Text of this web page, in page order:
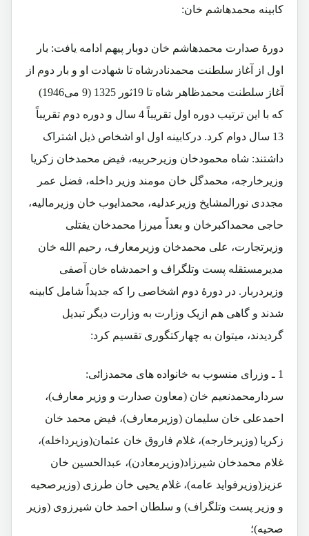
کابینه محمدهاشم خان:
دورۀ صدارت محمدهاشم خان دوبار پیهم ادامه یافت: بار
اول از آغاز سلطنت محمدنادرشاه تا شهادت او و بار دوم از
آغاز سلطنت محمدظاهر شاه تا 19ثور 1325 (9 می1946)
که با این ترتیب دوره اول تقریباً 4 سال و دوره دوم تقریباً
13 سال دوام کرد. درکابینه اول او اشخاص ذیل اشتراک
داشتند: شاه محمودخان وزیرحربیه، فیض محمدخان زکریا
وزیرخارجه، محمدگل خان مومند وزیر داخله، فضل عمر
مجددی نورالمشایخ وزیرعدلیه، محمدایوب خان وزیرمالیه،
حاجی محمداکبرخان و بعداً میرزا محمدخان یفتلی
وزیرتجارت، علی محمدخان وزیرمعارف، رحیم الله خان
مدیرمستقله پست وتلگراف و احمدشاه خان آصفی
وزیردربار. در دورۀ دوم اشخاصی را که جدیداً شامل کابینه
شدند و گاهی هم ازیک وزارت به وزارت دیگر تبدیل
گردیدند، میتوان به چهارکتگوری تقسیم کرد:
1 ـ وزرای منسوب به خانواده های محمدزائی:
سردارمحمدنعیم خان (معاون صدارت و وزیر معارف)،
احمدعلی خان سلیمان (وزیرمعارف)، فیض محمد خان
زکریا (وزیرخارجه)، غلام فاروق خان عثمان(وزیرداخله)،
غلام محمدخان شیرزاد(وزیرمعادن)، عبدالحسین خان
عزیز(وزیرفواید عامه)، غلام یحیی خان طرزی (وزیرصحیه
و وزیر پست وتلگراف) و سلطان احمد خان شیرزوی (وزیر
صحیه)؛